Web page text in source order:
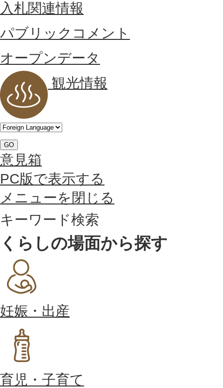
入札関連情報
パブリックコメント
オープンデータ
観光情報
GO
意見箱
PC版で表示する
メニューを閉じる
キーワード検索
くらしの場面から探す
妊娠・出産
育児・子育て